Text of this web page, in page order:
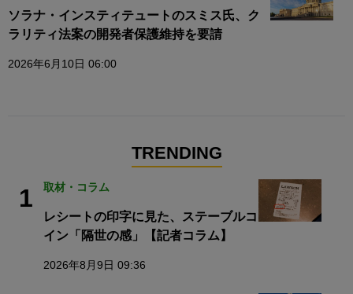
ソラナ・インスティテュートのスミス氏、ク
ラリティ法案の開発者保護維持を要請
2026年6月10日 06:00
TRENDING
1 取材・コラム
レシートの印字に見た、ステーブルコ
イン「隔世の感」【記者コラム】
2026年8月9日 09:36